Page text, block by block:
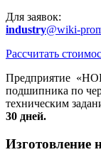
Для заявок:
industry@wiki-
Рассчитать
Предприятие
подшипника по
техническим
30 дней.
Изготовление